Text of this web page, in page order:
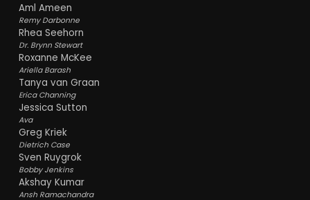
Aml Ameen
Remy Darbonne
Rhea Seehorn
Dr. Brynn Stewart
Roxanne McKee
Ariella Barash
Tanya van Graan
Erica Channing
Jessica Sutton
Ava
Greg Kriek
Dietrich Case
Sven Ruygrok
Bobby Jenkins
Akshay Kumar
Ansh Ramachandra